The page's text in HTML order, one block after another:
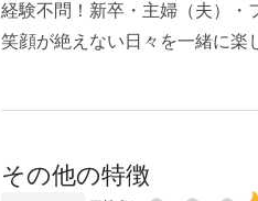
経験不問！新卒・主婦（夫）・
笑顔が絶えない日々を一緒に楽
その他の特徴